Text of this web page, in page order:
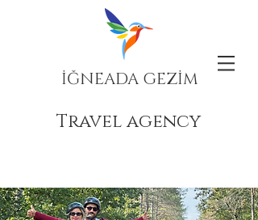
İĞNEADA GEZİM
Travel agency